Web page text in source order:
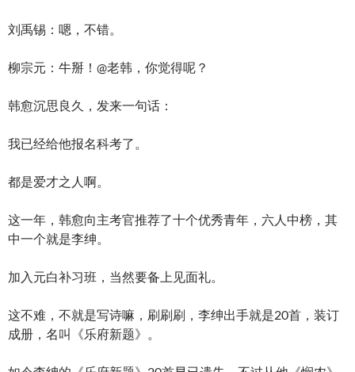
刘禹锡：嗯，不错。
柳宗元：牛掰！@老韩，你觉得呢？
韩愈沉思良久，发来一句话：
我已经给他报名科考了。
都是爱才之人啊。
这一年，韩愈向主考官推荐了十个优秀青年，六人中榜，其
中一个就是李绅。
加入元白补习班，当然要备上见面礼。
这不难，不就是写诗嘛，刷刷刷，李绅出手就是20首，装订
成册，名叫《乐府新题》。